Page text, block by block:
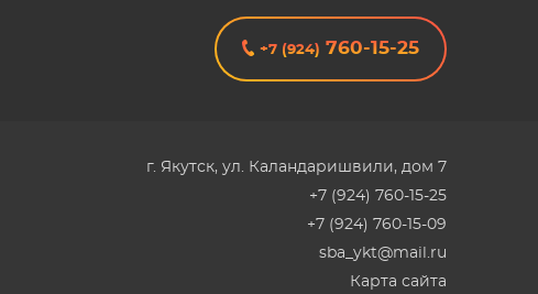
+7 (924) 760-15-25
г. Якутск, ул. Каландаришвили, дом 7
+7 (924) 760-15-25
+7 (924) 760-15-09
sba_ykt@mail.ru
Карта сайта